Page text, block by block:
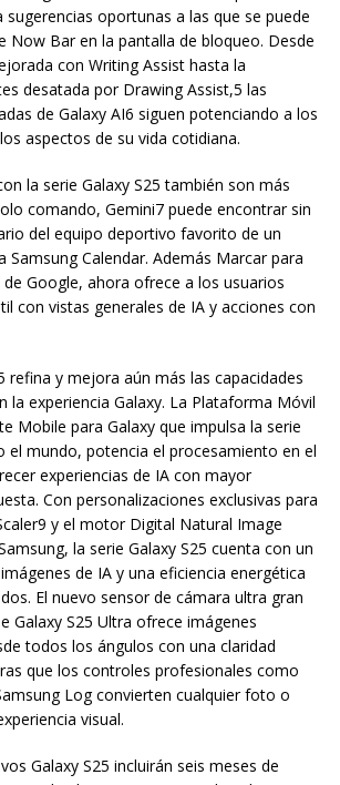
oportunas a las que se puede
Now Bar en la pantalla de bloqueo. Desde
con Writing Assist hasta la
desatada por Drawing Assist,5 las
de Galaxy AI6 siguen potenciando a los
aspectos de su vida cotidiana.
la serie Galaxy S25 también son más
comando, Gemini7 puede encontrar sin
del equipo deportivo favorito de un
Samsung Calendar. Además Marcar para
Google, ahora ofrece a los usuarios
con vistas generales de IA y acciones con
refina y mejora aún más las capacidades
la experiencia Galaxy. La Plataforma Móvil
Mobile para Galaxy que impulsa la serie
el mundo, potencia el procesamiento en el
experiencias de IA con mayor
Con personalizaciones exclusivas para
y el motor Digital Natural Image
la serie Galaxy S25 cuenta con un
de IA y una eficiencia energética
El nuevo sensor de cámara ultra gran
Galaxy S25 Ultra ofrece imágenes
todos los ángulos con una claridad
que los controles profesionales como
Log convierten cualquier foto o
visual.
Galaxy S25 incluirán seis meses de